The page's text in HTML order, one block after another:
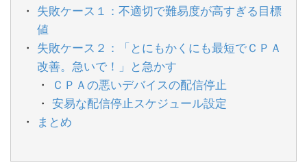
失敗ケース１：不適切で難易度が高すぎる目標
値
失敗ケース２：「とにもかくにも最短でＣＰＡ
改善。急いで！」と急かす
ＣＰＡの悪いデバイスの配信停止
安易な配信停止スケジュール設定
まとめ